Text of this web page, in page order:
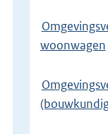
woonwagen